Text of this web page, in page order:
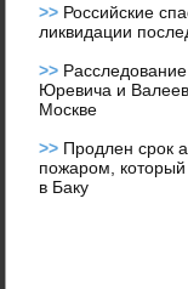
>> Российские
ликвидации
>>
Юревича и
Москве
>> Продлен срок
пожаром,
в Баку